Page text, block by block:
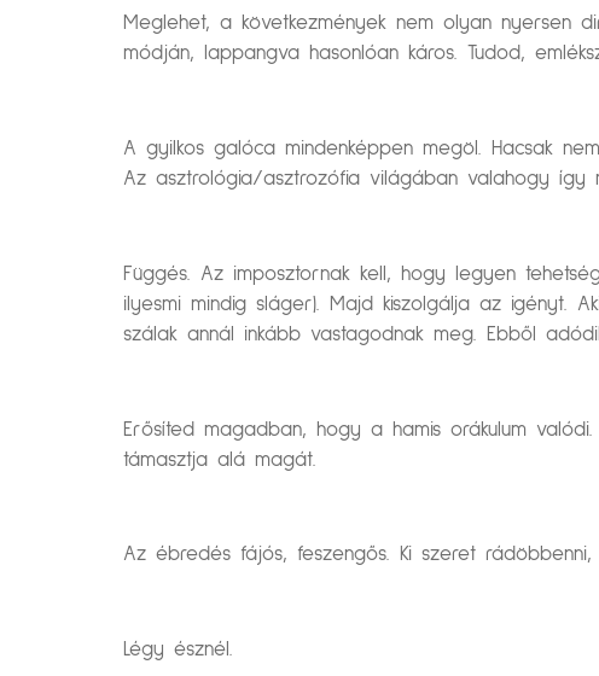
Meglehet, a következmények nem olyan nyersen
módján, lappangva hasonlóan káros. Tudod,
A gyilkos galóca mindenképpen megöl. Hacsak
Az asztrológia/asztrozófia világában valahogy így
Függés. Az imposztornak kell, hogy legyen
ilyesmi mindig sláger). Majd kiszolgálja az igényt.
szálak annál inkább vastagodnak meg. Ebből
Erősíted magadban, hogy a hamis orákulum
támasztja alá magát.
Az ébredés fájós, feszengős. Ki szeret
Légy észnél.